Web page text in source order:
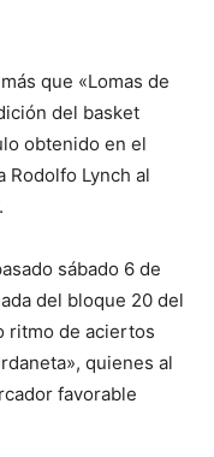
que «Lomas de
del basket
obtenido en el
Rodolfo Lynch al
sábado 6 de
del bloque 20 del
ritmo de aciertos
quienes al
favorable